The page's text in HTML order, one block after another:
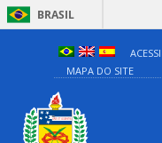
BRASIL
MAPA DO SITE